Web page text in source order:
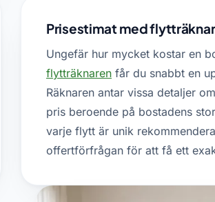
Prisestimat med
Ungefär hur mycket kostar en
flytträknaren får du snabbt en
Räknaren antar vissa detaljer
pris beroende på bostadens
varje flytt är unik
offertförfrågan för att få ett